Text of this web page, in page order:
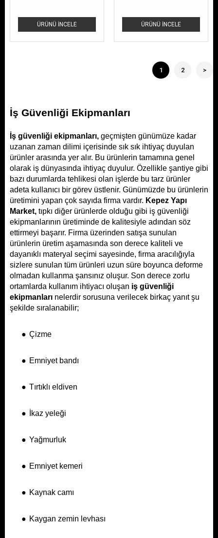
ÜRÜNÜ İNCELE ÜRÜNÜ İNCELE
1 2 >
İş Güvenliği Ekipmanları
İş güvenliği ekipmanları, geçmişten günümüze kadar
uzanan zaman dilimi içerisinde sık sık ihtiyaç duyulan
ürünler arasında yer alır. Bu ürünlerin tamamına genel
olarak iş dünyasında ihtiyaç duyulur. Özellikle şantiye gibi
bazı durumlarda tehlikesi olan işlerde bu tarz ürünler
adeta kullanıcı bir görev üstlenir. Günümüzde bu ürünlerin
üretimini yapan çok sayıda firma vardır. Kepez Yapı
Market, tıpkı diğer ürünlerde olduğu gibi iş güvenliği
ekipmanlarının üretiminde de kalitesiyle adından söz
ettirmeyi başarır. Firma üzerinden satışa sunulan
ürünlerin üretim aşamasında son derece kaliteli ve
dayanıklı materyal seçimi sayesinde, firma aracılığıyla
sizlere sunulan tüm ürünleri uzun süre boyunca deforme
olmadan kullanma şansınız oluşur. Son derece zorlu
ortamlarda kullanım ihtiyacı oluşan iş güvenliği
ekipmanları nelerdir sorusuna verilecek birkaç yanıt şu
şekilde sıralanabilir;
● Çizme
● Emniyet bandı
● Tırtıklı eldiven
● İkaz yeleği
● Yağmurluk
● Emniyet kemeri
● Kaynak camı
● Kaygan zemin levhası